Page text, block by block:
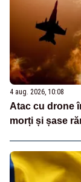
4 aug. 2026, 10:08
Atac cu drone
morți și șase